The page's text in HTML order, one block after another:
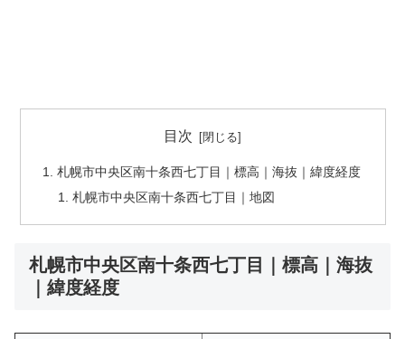
目次
札幌市中央区南十条西七丁目｜標高｜海抜｜緯度経度
札幌市中央区南十条西七丁目｜地図
札幌市中央区南十条西七丁目｜標高｜海抜
｜緯度経度